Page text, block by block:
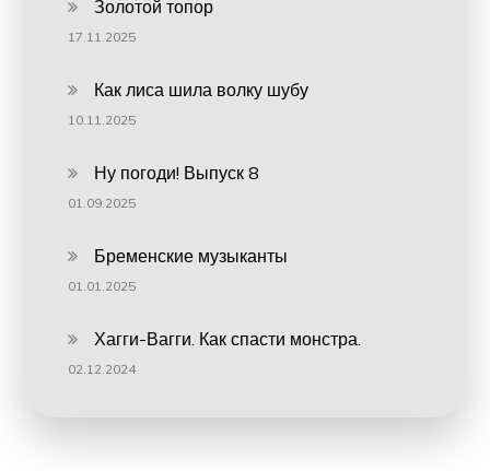
Золотой топор
17.11.2025
Как лиса шила волку шубу
10.11.2025
Ну погоди! Выпуск 8
01.09.2025
Бременские музыканты
01.01.2025
Хагги-Вагги. Как спасти монстра.
02.12.2024